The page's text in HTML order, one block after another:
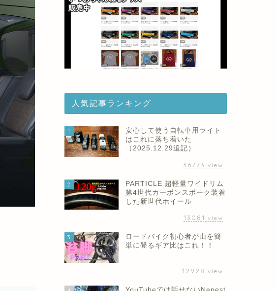
人気記事ランキング
1
安心して使う自転車用ライト
はこれに落ち着いた
（2025.12.29追記）
36773 view
2
PARTICLE 超軽量ワイドリム
第4世代カーボンスポーク装着
した新世代ホイール
13081 view
3
ロードバイク初心者が山を簡
単に登るギア比はこれ！！
12928 view